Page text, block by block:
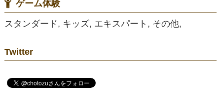
ゲーム体験
スタンダード, キッズ, エキスパート, その他,
Twitter